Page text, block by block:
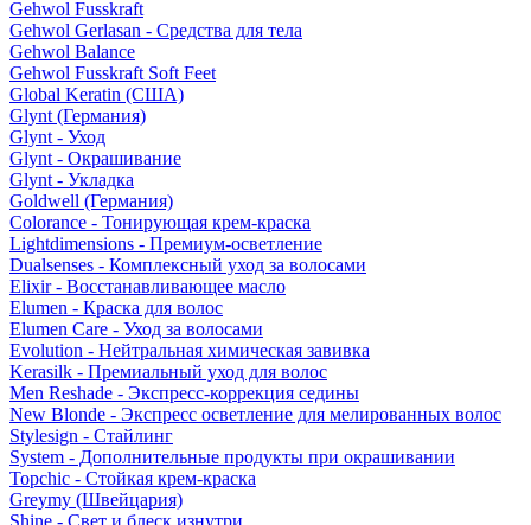
Gehwol Fusskraft
Gehwol Gerlasan - Средства для тела
Gehwol Balance
Gehwol Fusskraft Soft Feet
Global Keratin (США)
Glynt (Германия)
Glynt - Уход
Glynt - Окрашивание
Glynt - Укладка
Goldwell (Германия)
Colorance - Тонирующая крем-краска
Lightdimensions - Премиум-осветление
Dualsenses - Комплексный уход за волосами
Elixir - Восстанавливающее масло
Elumen - Краска для волос
Elumen Care - Уход за волосами
Evolution - Нейтральная химическая завивка
Kerasilk - Премиальный уход для волос
Men Reshade - Экспресс-коррекция седины
New Blonde - Экспресс осветление для мелированных волос
Stylesign - Стайлинг
System - Дополнительные продукты при окрашивании
Topchic - Стойкая крем-краска
Greymy (Швейцария)
Shine - Свет и блеск изнутри